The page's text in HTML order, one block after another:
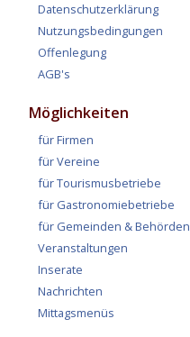
Datenschutzerklärung
Nutzungsbedingungen
Offenlegung
AGB's
Möglichkeiten
für Firmen
für Vereine
für Tourismusbetriebe
für Gastronomiebetriebe
für Gemeinden & Behörden
Veranstaltungen
Inserate
Nachrichten
Mittagsmenüs